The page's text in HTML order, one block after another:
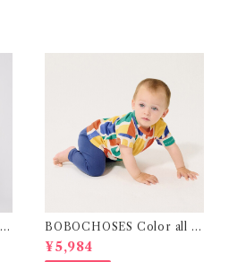
BOBOCHOSES Color all o
ver T-shirt / 12・24m
¥5,984